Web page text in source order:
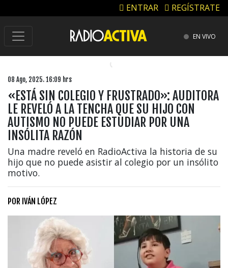
ENTRAR REGÍSTRATE
EN VIVO
08 Ago, 2025. 16:09 hrs
«ESTÁ SIN COLEGIO Y FRUSTRADO»: AUDITORA
LE REVELÓ A LA TENCHA QUE SU HIJO CON
AUTISMO NO PUEDE ESTUDIAR POR UNA
INSÓLITA RAZÓN
Una madre reveló en RadioActiva la historia de su
hijo que no puede asistir al colegio por un insólito
motivo.
POR IVÁN LÓPEZ